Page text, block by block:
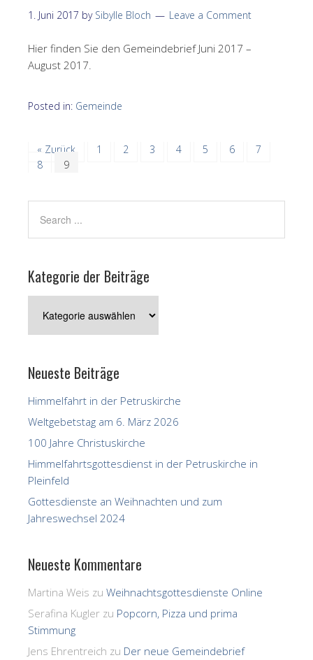
1. Juni 2017 by Sibylle Bloch Leave a Comment
Hier finden Sie den Gemeindebrief Juni 2017 –
August 2017.
Posted in: Gemeinde
« Zurück 1 2 3 4 5 6
7
8
9
Kategorie der Beiträge
der
Beiträge
Neueste Beiträge
Himmelfahrt in der Petruskirche
Weltgebetstag am 6. März 2026
100 Jahre Christuskirche
Himmelfahrtsgottesdienst in der Petruskirche in
Pleinfeld
Gottesdienste an Weihnachten und zum
Jahreswechsel 2024
Neueste Kommentare
Martina Weis zu Weihnachtsgottesdienste Online
Serafina Kugler zu Popcorn, Pizza und prima
Stimmung
Jens Ehrentreich zu Der neue Gemeindebrief